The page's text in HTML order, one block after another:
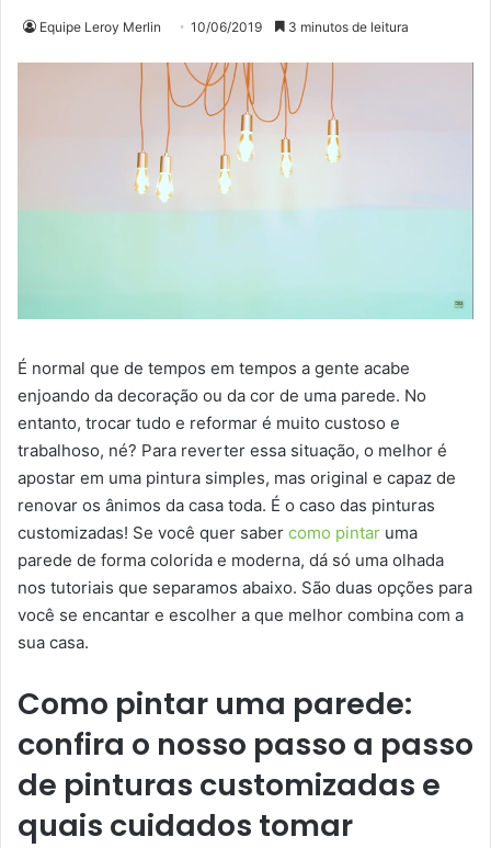
Equipe Leroy Merlin 10/06/2019 3 minutos de leitura
É normal que de tempos em tempos a gente acabe
enjoando da decoração ou da cor de uma parede. No
entanto, trocar tudo e reformar é muito custoso e
trabalhoso, né? Para reverter essa situação, o melhor é
apostar em uma pintura simples, mas original e capaz de
renovar os ânimos da casa toda. É o caso das pinturas
customizadas! Se você quer saber como pintar uma
parede de forma colorida e moderna, dá só uma olhada
nos tutoriais que separamos abaixo. São duas opções para
você se encantar e escolher a que melhor combina com a
sua casa.
Como pintar uma parede:
confira o nosso passo a passo
de pinturas customizadas e
quais cuidados tomar